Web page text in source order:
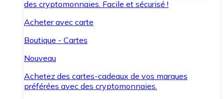
des cryptomonnaies. Facile et sécurisé !
Acheter avec carte
Boutique - Cartes
Nouveau
Achetez des cartes-cadeaux de vos marques
préférées avec des cryptomonnaies.